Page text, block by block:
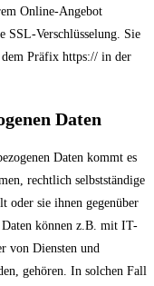
Online-Angebot
SSL-Verschlüsselung. Sie
dem Präfix https:// in der
Daten
Daten kommt es
rechtlich selbstständige
oder sie ihnen gegenüber
können z.B. mit IT-
von Diensten und
gehören. In solchen Fall